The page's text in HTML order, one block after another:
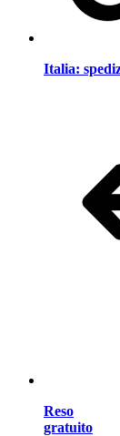
Italia:
Reso
gratuito